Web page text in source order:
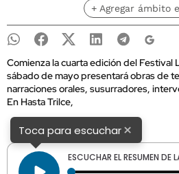
+ Agregar ámbito
Comienza la cuarta edición del Festival
sábado de mayo presentará obras de
narraciones orales, susurradores,
En Hasta Trilce,
Toca para escuchar×
ESCUCHAR EL RESUMEN DE